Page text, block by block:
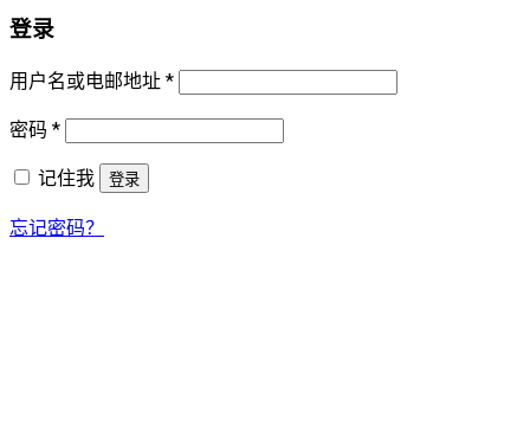
登录
用户名或电邮地址 *必
密码 *必
记住我
登录
忘记密码？